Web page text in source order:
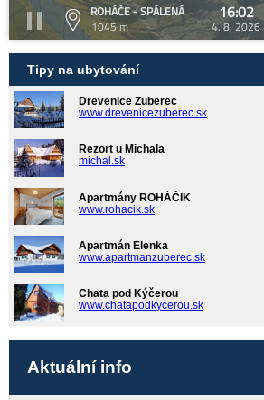
ROHÁČE - SPÁLENÁ
1045 m
16:02
4. 8. 2026
Tipy na ubytování
Drevenice Zuberec
www.drevenicezuberec.sk
Rezort u Michala
michal.sk
Apartmány ROHÁČIK
www.rohacik.sk
Apartmán Elenka
www.apartmanzuberec.sk
Chata pod Kýčerou
www.chatapodkycerou.sk
Aktuální info